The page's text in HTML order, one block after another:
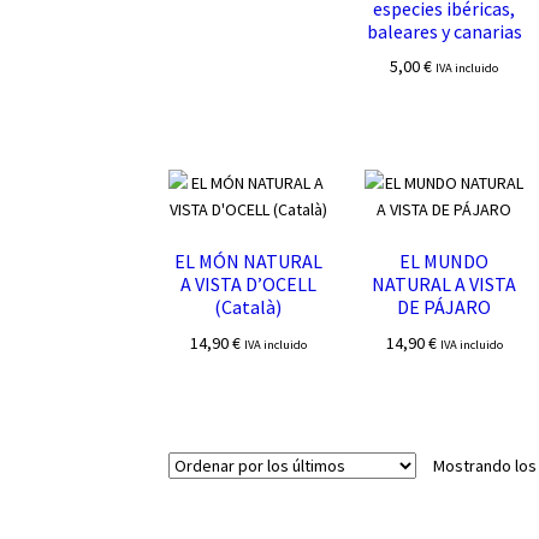
especies ibéricas,
baleares y canarias
5,00€ IVA incluido
EL MÓN NATURAL
A VISTA D’OCELL
(Català)
14,90€ IVA incluido
EL MUNDO
NATURAL A VISTA
DE PÁJARO
14,90€ IVA incluido
Mostrando